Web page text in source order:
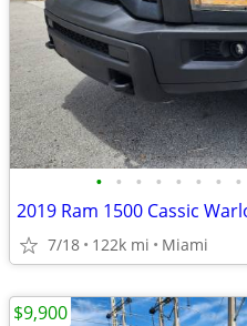
• • • • • • • •
2019 Ram 1500 Cassic
7/18 122k mi Miami
$9,900